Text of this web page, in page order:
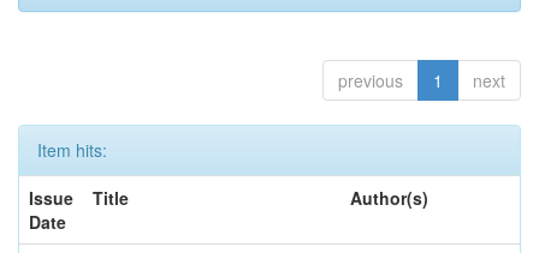
previous 1 next
Item hits:
Issue
Date
Title Author(s)